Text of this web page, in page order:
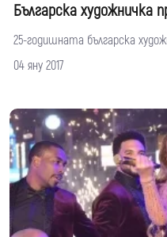
Българска художничка
25-годишната българска
04 яну 2017